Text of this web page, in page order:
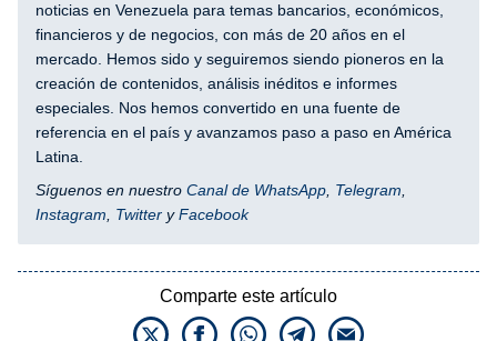
noticias en Venezuela para temas bancarios, económicos,
financieros y de negocios, con más de 20 años en el
mercado. Hemos sido y seguiremos siendo pioneros en la
creación de contenidos, análisis inéditos e informes
especiales. Nos hemos convertido en una fuente de
referencia en el país y avanzamos paso a paso en América
Latina.
Síguenos en nuestro Canal de WhatsApp, Telegram,
Instagram, Twitter yFacebook
Comparte este artículo